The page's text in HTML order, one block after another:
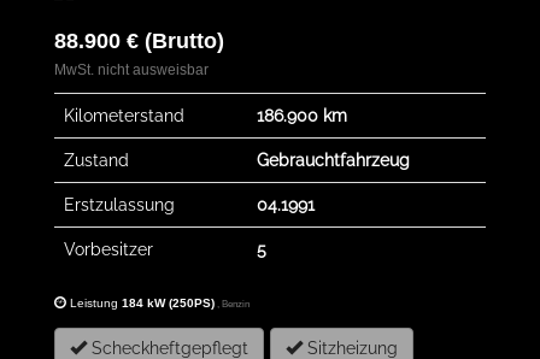
88.900 € (Brutto)
MwSt. nicht ausweisbar
Kilometerstand 186.900 km
Zustand Gebrauchtfahrzeug
Erstzulassung 04.1991
Vorbesitzer 5
Leistung 184 kW (250PS), Benzin
Scheckheftgepflegt Sitzheizung